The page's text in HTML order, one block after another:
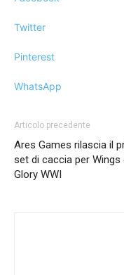
Twitter
Pinterest
WhatsApp
Articolo precedente
Ares Games rilascia il
set di caccia per
Glory WWI